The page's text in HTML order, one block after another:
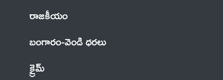
రాజకీయం
బంగారం-వెండి ధరలు
క్రైమ్